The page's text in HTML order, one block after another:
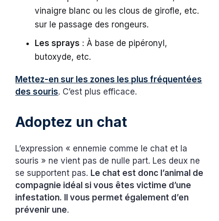
vinaigre blanc ou les clous de girofle, etc.
sur le passage des rongeurs.
Les sprays : À base de pipéronyl,
butoxyde, etc.
Mettez-en sur les zones les plus fréquentées
des souris. C’est plus efficace.
Adoptez un chat
L’expression « ennemie comme le chat et la
souris » ne vient pas de nulle part. Les deux ne
se supportent pas. Le chat est donc l’animal de
compagnie idéal si vous êtes victime d’une
infestation. Il vous permet également d’en
prévenir une.